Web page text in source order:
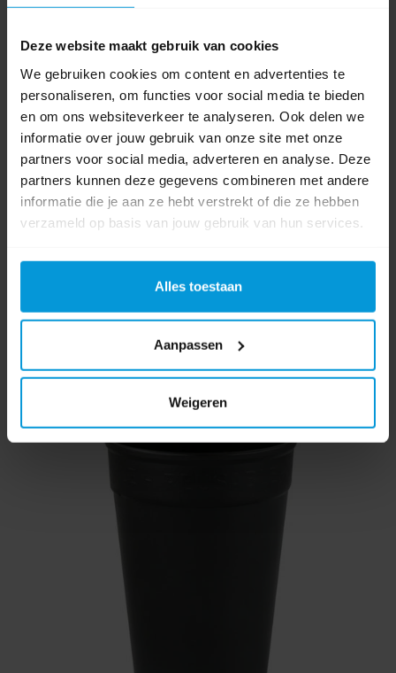
Deze website maakt gebruik van cookies
We gebruiken cookies om content en advertenties te
personaliseren, om functies voor social media te bieden
en om ons websiteverkeer te analyseren. Ook delen we
informatie over jouw gebruik van onze site met onze
partners voor social media, adverteren en analyse. Deze
partners kunnen deze gegevens combineren met andere
informatie die je aan ze hebt verstrekt of die ze hebben
verzameld op basis van jouw gebruik van hun services.
Alles toestaan
Aanpassen
Weigeren
Ökocup Beker Plastic Reusable 250 ml Transparant 80 stuks
Artikelnummer:601552
Bekerinhoud: 250 ml
Kleur beker: Transparant
Materiaal: PP
Vanaf €86,23